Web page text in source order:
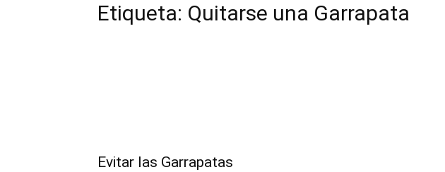
Etiqueta: Quitarse una Garrapata
Evitar las Garrapatas